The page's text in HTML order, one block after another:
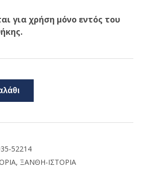
για χρήση μόνο εντός του
52214
, ΞΑΝΘΗ-ΙΣΤΟΡΙΑ